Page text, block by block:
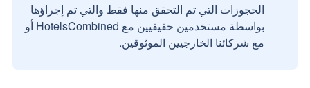
الحجوزات التي تم التحقق منها فقط والتي تم إجراؤها
بواسطة مستخدمين حقيقيين مع HotelsCombined أو
مع شركائنا الخارجيين الموثوقين.